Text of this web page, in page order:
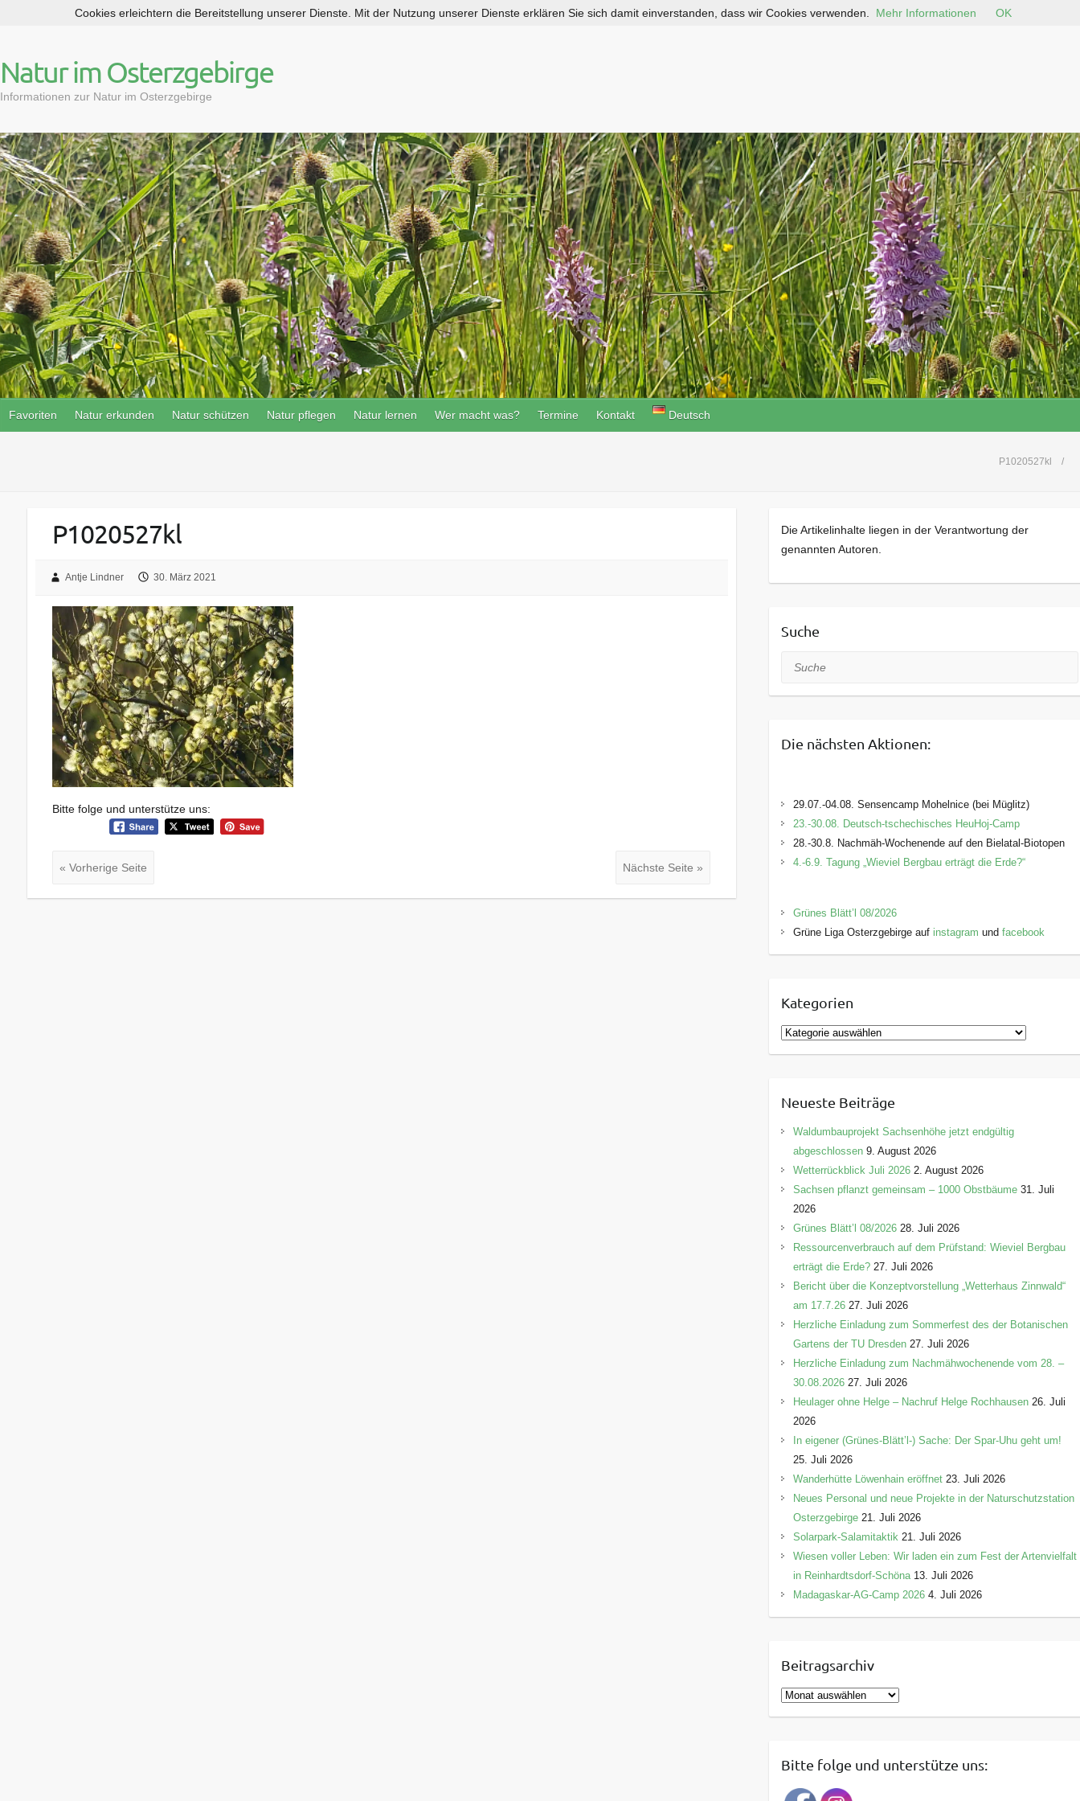
p
t
c
o
n
t
e
n
t
Natur im Osterzgebirge
Informationen zur Natur im Osterzgebirge
Favoriten Natur erkunden Natur schützen Natur pflegen Natur lernen Wer macht was? Termine Kontakt Deutsch
P1020527kl
P1020527kl
Antje Lindner 30. März 2021
Bitte folge und unterstütze uns:
« Vorherige Seite Nächste Seite »
Die Artikelinhalte liegen in der Verantwortung der
genannten Autoren.
Suche
Suche
Die nächsten Aktionen:
29.07.-04.08. Sensencamp Mohelnice (bei Müglitz)
23.-30.08. Deutsch-tschechisches HeuHoj-Camp
28.-30.8. Nachmäh-Wochenende auf den Bielatal-Biotopen
4.-6.9. Tagung „Wieviel Bergbau erträgt die Erde?“
Grünes Blätt’l 08/2026
Grüne Liga Osterzgebirge auf instagram und facebook
Kategorien
K
a
g
o
i
e
Neueste Beiträge
Waldumbauprojekt Sachsenhöhe jetzt endgültig
abgeschlossen 9. August 2026
Wetterrückblick Juli 2026 2. August 2026
Sachsen pflanzt gemeinsam – 1000 Obstbäume 31. Juli
2026
Grünes Blätt’l 08/2026 28. Juli 2026
Ressourcenverbrauch auf dem Prüfstand: Wieviel Bergbau
erträgt die Erde? 27. Juli 2026
Bericht über die Konzeptvorstellung „Wetterhaus Zinnwald“
am 17.7.26 27. Juli 2026
Herzliche Einladung zum Sommerfest des der Botanischen
Gartens der TU Dresden 27. Juli 2026
Herzliche Einladung zum Nachmähwochenende vom 28. –
30.08.2026 27. Juli 2026
Heulager ohne Helge – Nachruf Helge Rochhausen 26. Juli
2026
In eigener (Grünes-Blätt’l-) Sache: Der Spar-Uhu geht um!
25. Juli 2026
Wanderhütte Löwenhain eröffnet 23. Juli 2026
Neues Personal und neue Projekte in der Naturschutzstation
Osterzgebirge 21. Juli 2026
Solarpark-Salamitaktik 21. Juli 2026
Wiesen voller Leben: Wir laden ein zum Fest der Artenvielfalt
in Reinhardtsdorf-Schöna 13. Juli 2026
Madagaskar-AG-Camp 2026 4. Juli 2026
Beitragsarchiv
B
e
rBitte folge und unterstütze uns:
Cookies erleichtern die Bereitstellung unserer Dienste. Mit der Nutzung unserer Dienste erklären Sie sich damit einverstanden, dass wir Cookies verwenden. Mehr Informationen OK